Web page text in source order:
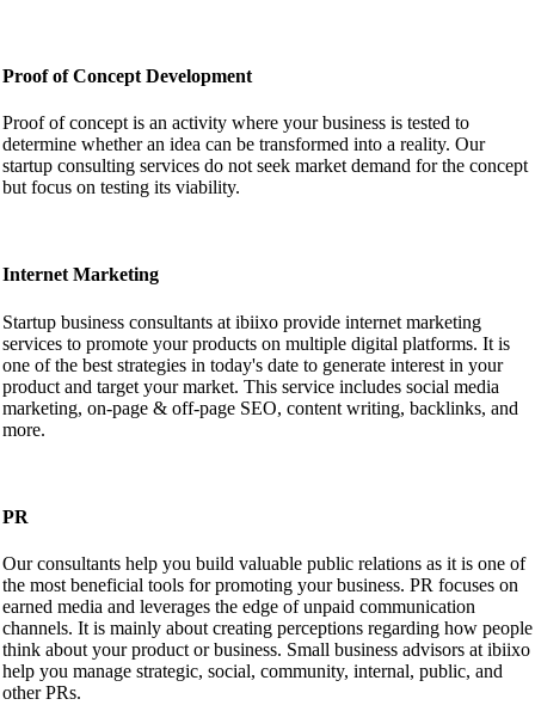
Proof of Concept Development
Proof of concept is an activity where your business is tested to
determine whether an idea can be transformed into a reality. Our
startup consulting services do not seek market demand for the concept
but focus on testing its viability.
Internet Marketing
Startup business consultants at ibiixo provide internet marketing
services to promote your products on multiple digital platforms. It is
one of the best strategies in today's date to generate interest in your
product and target your market. This service includes social media
marketing, on-page & off-page SEO, content writing, backlinks, and
more.
PR
Our consultants help you build valuable public relations as it is one of
the most beneficial tools for promoting your business. PR focuses on
earned media and leverages the edge of unpaid communication
channels. It is mainly about creating perceptions regarding how people
think about your product or business. Small business advisors at ibiixo
help you manage strategic, social, community, internal, public, and
other PRs.